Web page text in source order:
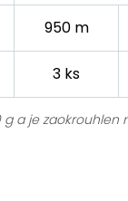
950 m
3 ks
a je